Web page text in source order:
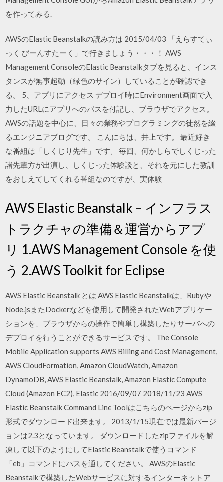
を作ってみる.
AWSのElastic Beanstalkの読み方は 2015/04/03 「えらすてぃ
っく びーんすたーく」で行きましょう・・・！ AWS
Management ConsoleのElastic Beanstalkタブを見ると、インス
タンスが無事起動（緑色のサイン）していることが確認でき
る。 5、アプリにアクセス デプロイ時にEnvironment画面で入
力したURLにアプリへのパスを付記し、ブラウザでアクセス。
AWSの話題を中心に、日々の業務やプログラミングの徒然を綴
るエンジニアブログです。 こんにちは、井上です。 最近好き
な番組は「しくじり先生」です。 毎回、何かしらでしくじった
諸先輩方が出演し、しくじった体験談と、それを元にした教訓
をおしえてしてくれる番組なのですが、実体験
AWS Elastic Beanstalk – インフラス
トラクチャの準備＆運営からアプ
リ 1.AWS Management Console を使
う 2.AWS Toolkit for Eclipse
AWS Elastic Beanstalk とは AWS Elastic Beanstalkは、Rubyや
Node.jsまたDockerなどを使用して開発されたWebアプリケー
ションを、ブラウザからの操作で簡単し構築したりサーバへの
デプロイを行うことができるサービスです。 The Console
Mobile Application supports AWS Billing and Cost Management,
AWS CloudFormation, Amazon CloudWatch, Amazon
DynamoDB, AWS Elastic Beanstalk, Amazon Elastic Compute
Cloud (Amazon EC2), Elastic 2016/09/07 2018/11/23 AWS
Elastic Beanstalk Command Line Toolはこちらのページからzip
形式でダウンロード出来ます。 2013/1/15現在では最新バージ
ョンは2.3となっています。 ダウンロードしたzipファイルを解
凍して以下のようにしてElastic Beanstalkで使うコマンド
「eb」コマンドにパスを通してください。 AWSのElastic
Beanstalkで構築したWebサービスに対するインターネットア